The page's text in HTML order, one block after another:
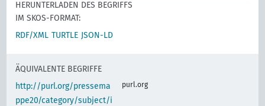
HERUNTERLADEN DES BEGRIFFS
IM SKOS-FORMAT:
RDF/XML TURTLE JSON-LD
ÄQUIVALENTE BEGRIFFE
http://purl.org/pressema
ppe20/category/subject/i
purl.org